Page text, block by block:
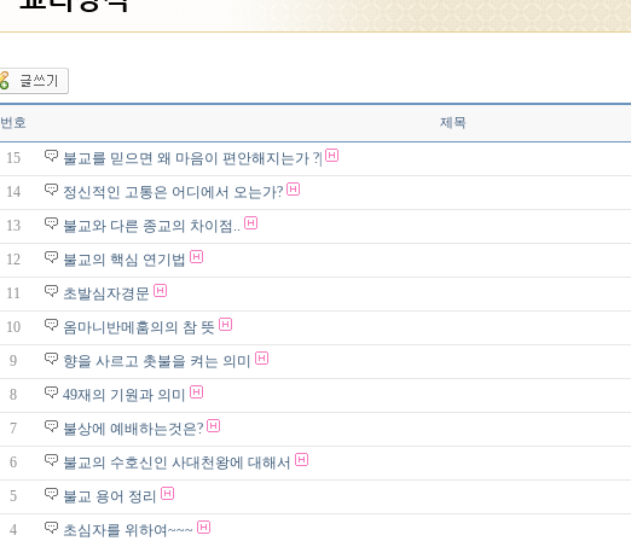
번호 제목
15 불교를 믿으면 왜 마음이 편안해지는가 ?|
14
정신적인 고통은 어디에서 오는가?
13
불교와 다른 종교의 차이점..
12
불교의 핵심 연기법
11
초발심자경문
10
옴마니반메훔의의 참 뜻
9
향을 사르고 촛불을 켜는 의미
8
49재의 기원과 의미
7
불상에 예배하는것은?
6
불교의 수호신인 사대천왕에 대해서
5
불교 용어 정리
4
초심자를 위하여~~~